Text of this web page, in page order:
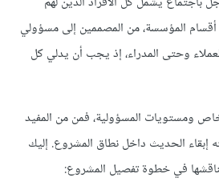
المؤسسة، من المصممين إلى مسؤولي
وحتى المدراء، إذ يجب أن يدلي كل
ومستويات المسؤولية، فمن من المفيد
الحديث داخل نطاق المشروع. إليك
في خطوة تفصيل المشروع: